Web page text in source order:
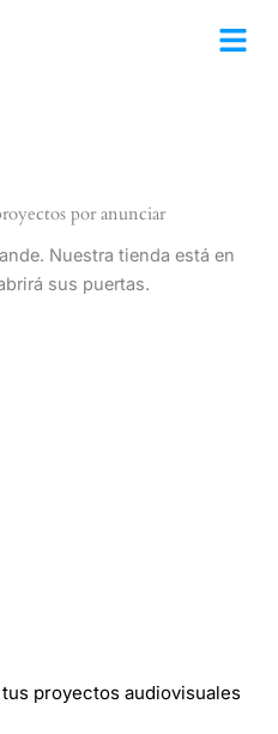
por anunciar
Nuestra tienda está en
sus puertas.
tus proyectos audiovisuales